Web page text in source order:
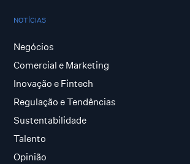
NOTÍCIAS
Negócios
Comercial e Marketing
Inovação e Fintech
Regulação e Tendências
Sustentabilidade
Talento
Opinião